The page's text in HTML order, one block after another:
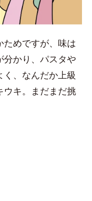
ためですが、味は
分かり、パスタや
、なんだか上級
ウキ。まだまだ挑